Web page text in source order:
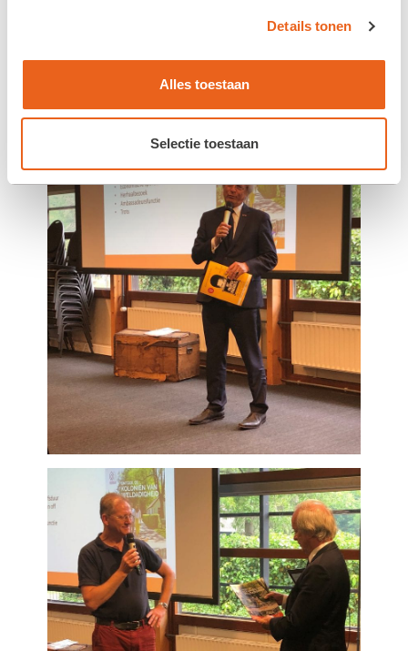
Details tonen
Alles toestaan
Selectie toestaan